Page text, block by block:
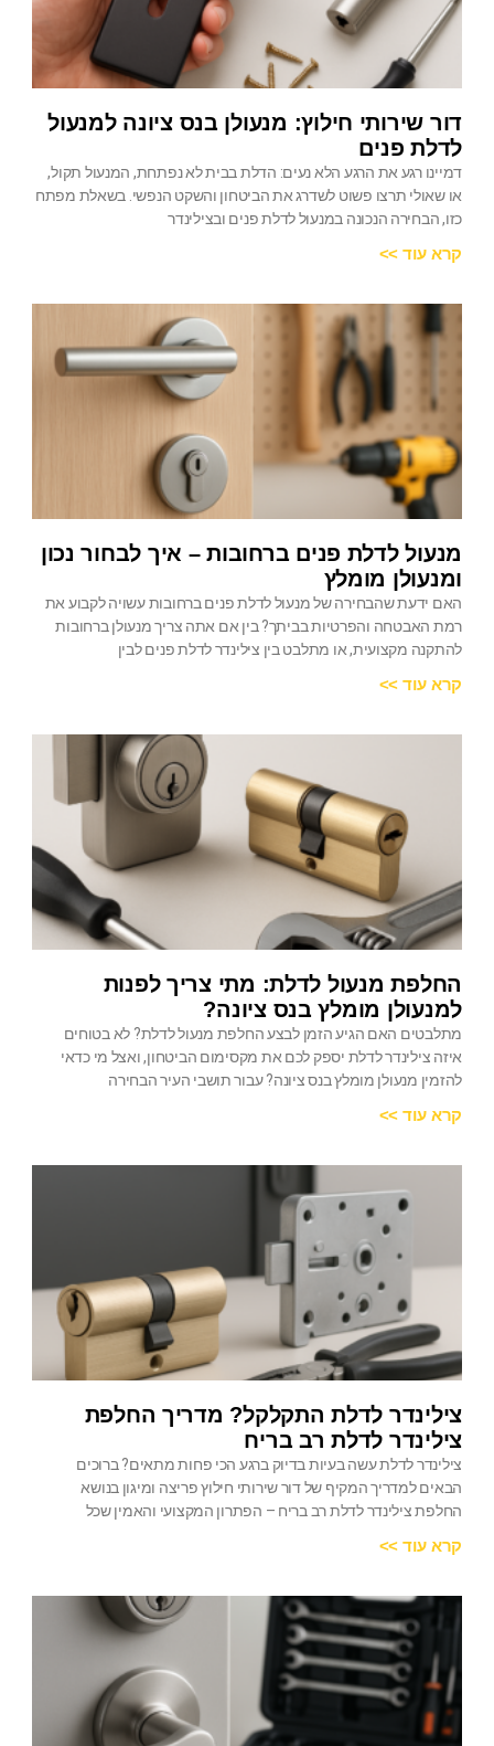
דור שירותי חילוץ: מנעולן בנס ציונה למנעול
לדלת פנים
דמיינו רגע את הרגע הלא נעים: הדלת בבית לא נפתחת, המנעול תקול,
או שאולי תרצו פשוט לשדרג את הביטחון והשקט הנפשי. בשאלת מפתח
כזו, הבחירה הנכונה במנעול לדלת פנים ובצילינדר
קרא עוד >>
מנעול לדלת פנים ברחובות – איך לבחור נכון
ומנעולן מומלץ
האם ידעת שהבחירה של מנעול לדלת פנים ברחובות עשויה לקבוע את
רמת האבטחה והפרטיות בביתך? בין אם אתה צריך מנעולן ברחובות
להתקנה מקצועית, או מתלבט בין צילינדר לדלת פנים לבין
קרא עוד >>
החלפת מנעול לדלת: מתי צריך לפנות
למנעולן מומלץ בנס ציונה?
מתלבטים האם הגיע הזמן לבצע החלפת מנעול לדלת? לא בטוחים
איזה צילינדר לדלת יספק לכם את מקסימום הביטחון, ואצל מי כדאי
להזמין מנעולן מומלץ בנס ציונה? עבור תושבי העיר הבחירה
קרא עוד >>
צילינדר לדלת התקלקל? מדריך החלפת
צילינדר לדלת רב בריח
צילינדר לדלת עשה בעיות בדיוק ברגע הכי פחות מתאים? ברוכים
הבאים למדריך המקיף של דור שירותי חילוץ פריצה ומיגון בנושא
החלפת צילינדר לדלת רב בריח – הפתרון המקצועי והאמין שכל
קרא עוד >>